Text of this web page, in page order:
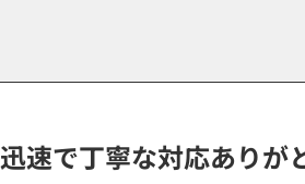
迅速で丁寧な対応ありが